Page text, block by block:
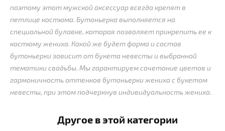
поэтому этот мужской аксессуар всегда крепят в
петлице костюма. Бутоньерка выполняется на
специальной булавке, которая позволяет прикрепить ее к
костюму жениха. Какой же будет форма и состав
бутоньерки зависит от букета невесты и выбранной
тематики свадьбы. Мы гарантируем сочетание цветов и
гармоничность оттенков бутоньерки жениха с букетом
невесты, при этом подчеркнув индивидуальность жениха.
Другое в этой категории